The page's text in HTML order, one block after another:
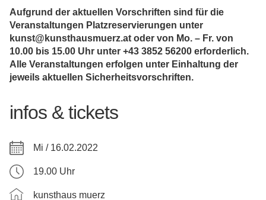
Aufgrund der aktuellen Vorschriften sind für die
Veranstaltungen Platzreservierungen unter
kunst@kunsthausmuerz.at oder von Mo. – Fr. von
10.00 bis 15.00 Uhr unter +43 3852 56200 erforderlich.
Alle Veranstaltungen erfolgen unter Einhaltung der
jeweils aktuellen Sicherheitsvorschriften.
infos & tickets
Mi / 16.02.2022
19.00 Uhr
kunsthaus muerz